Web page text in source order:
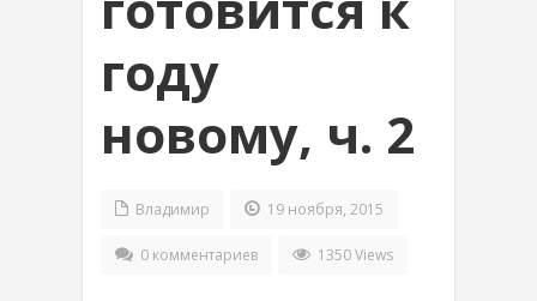
году
новому, ч. 2
Владимир 19 ноября, 2015
0 комментариев 1350 Views